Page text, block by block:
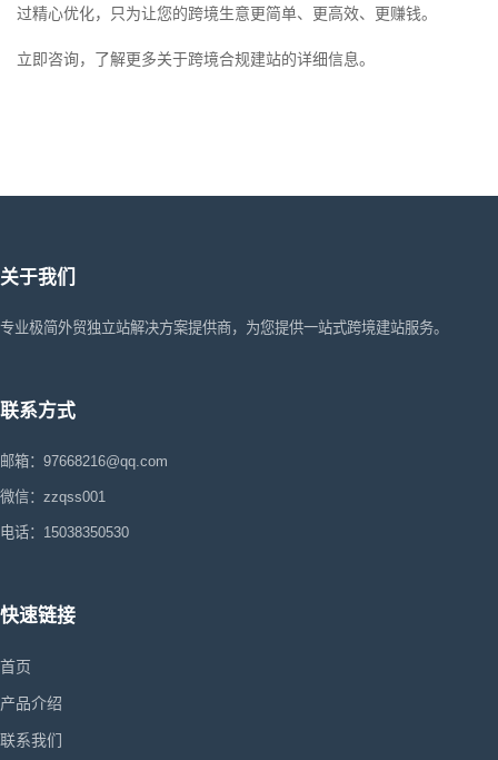
过精心优化，只为让您的跨境生意更简单、更高效、更赚钱。
立即咨询，了解更多关于跨境合规建站的详细信息。
关于我们
专业极简外贸独立站解决方案提供商，为您提供一站式跨境建站服务。
联系方式
邮箱：97668216@qq.com
微信：zzqss001
电话：15038350530
快速链接
首页
产品介绍
联系我们